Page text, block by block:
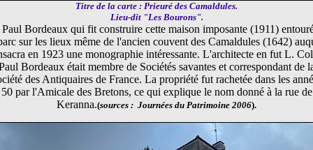
Titre de la carte : Prieuré des Camaldules.
Lieu-dit "Les Bourons".
Paul Bordeaux qui fit construire cette maison imposante (1911)
sur les lieux même de l'ancien couvent des Camaldules (1642)
en 1923 une monographie intéressante. L'architecte en fut L.
Bordeaux était membre de Sociétés savantes et correspondant de
des Antiquaires de France. La propriété fut rachetée dans les
50 par l'Amicale des Bretons, ce qui explique le nom donné à la rue de
Keranna.(sources : Journées du Patrimoine 2006).